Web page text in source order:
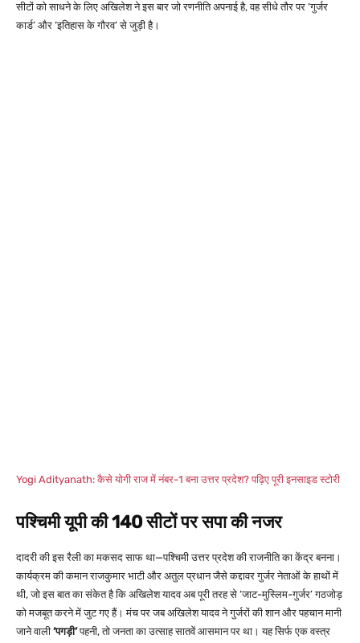
सीटों को साधने के लिए अखिलेश ने इस बार जो रणनीति अपनाई है, वह सीधे तौर पर ‘गुर्जर
कार्ड’ और ‘इतिहास के गौरव’ से जुड़ी है।
Yogi Adityanath: कैसे योगी राज में नंबर-1 बना उत्तर प्रदेश? पढ़िए पूरी इनसाइड स्टोरी
पश्चिमी यूपी की 140 सीटों पर सपा की नजर
दादरी की इस रैली का मकसद साफ था—पश्चिमी उत्तर प्रदेश की राजनीति का केंद्र बनना।
कार्यक्रम की कमान राजकुमार भाटी और अतुल प्रधान जैसे कद्दावर गुर्जर नेताओं के हाथों में
थी, जो इस बात का संकेत है कि अखिलेश यादव अब पूरी तरह से ‘जाट-मुस्लिम-गुर्जर’ गठजोड़
को मजबूत करने में जुट गए हैं। मंच पर जब अखिलेश यादव ने गुर्जरों की शान और पहचान मानी
जाने वाली ‘पगड़ी’पहनी, तो जनता का उत्साह सातवें आसमान पर था। यह सिर्फ एक वस्त्र